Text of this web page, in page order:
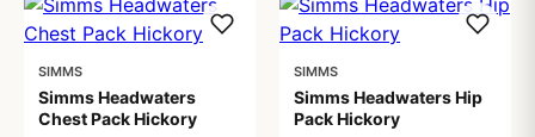
SIMMS
Simms Headwaters
Chest Pack Hickory
SIMMS
Simms Headwaters Hip
Pack Hickory